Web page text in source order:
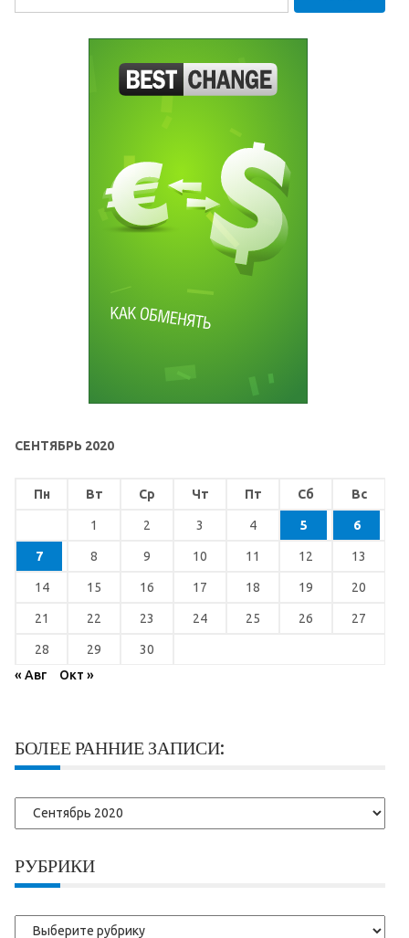
СЕНТЯБРЬ 2020
Пн Вт Ср Чт Пт Сб Вс
1 2 3 4 5 6
7 8 9 10 11 12 13
14 15 16 17 18 19 20
21 22 23 24 25 26 27
28 29
30
« Авг
Окт »
БОЛЕЕ РАННИЕ ЗАПИСИ:
Более
ранние
РУБРИКИ
Рубрики